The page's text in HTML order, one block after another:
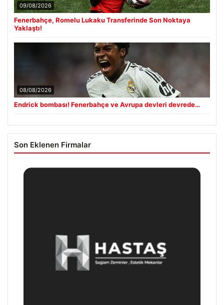
09/08/2026
Fenerbahçe, Romelu Lukaku Transferinde Son Noktaya
Yaklaştı!
08/08/2026
Endrick bombası! Fenerbahçe ve Avrupa devleri devrede…
Son Eklenen Firmalar